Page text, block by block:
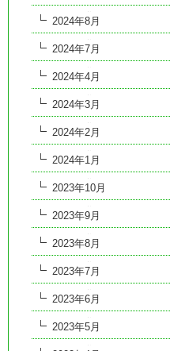
2024年8月
2024年7月
2024年4月
2024年3月
2024年2月
2024年1月
2023年10月
2023年9月
2023年8月
2023年7月
2023年6月
2023年5月